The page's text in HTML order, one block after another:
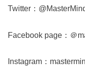
Twitter：
Facebook page：＠
Instagram：